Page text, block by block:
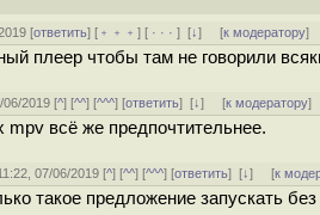
[ответить] [ ﹢﹢﹢] [ · · ·][↓] [к модератору]
плеер чтобы там не говорили
06/2019 [^] [^^] [^^^] [ответить][↓] [к модератору]
всё же предпочтительнее.
07/06/2019 [^] [^^] [^^^] [ответить][↓] [к
такое предложение запускать